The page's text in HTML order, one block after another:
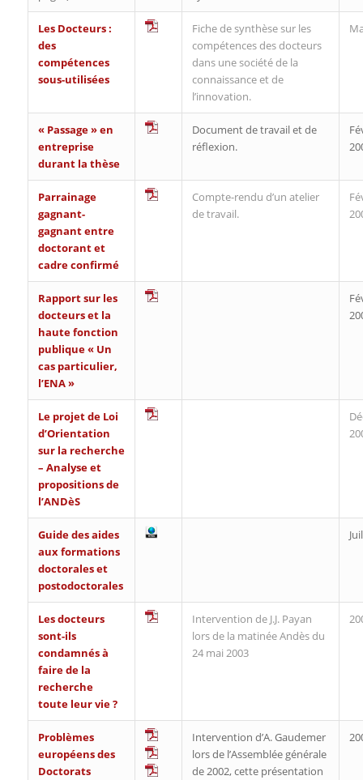
Les Docteurs :
des
compétences
sous-utilisées
Fiche de synthèse sur les
compétences des docteurs
dans une société de la
connaissance et de
l’innovation.
« Passage » en
entreprise
durant la thèse
Document de travail et de
réflexion.
Parrainage
gagnant-
gagnant entre
doctorant et
cadre confirmé
Compte-rendu d’un atelier
de travail.
Rapport sur les
docteurs et la
haute fonction
publique « Un
cas particulier,
l’ENA »
Le projet de Loi
d’Orientation
sur la recherche
– Analyse et
propositions de
l’ANDèS
Guide des aides
aux formations
doctorales et
postodoctorales
Les docteurs
sont-ils
condamnés à
faire de la
recherche
toute leur vie ?
Intervention de J.J. Payan
lors de la matinée Andès du
24 mai 2003
Problèmes
européens des
Doctorats
Intervention d’A. Gaudemer
lors de l’Assemblée générale
de 2002, cette présentation